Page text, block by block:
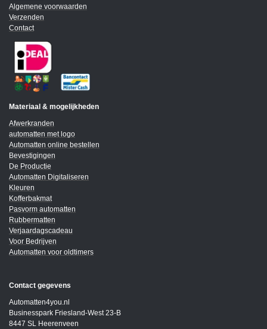
Algemene voorwaarden
Verzenden
Contact
Materiaal & mogelijkheden
Afwerkranden
automatten met logo
Automatten online bestellen
Bevestigingen
De Productie
Automatten Digitaliseren
Kleuren
Kofferbakmat
Pasvorm automatten
Rubbermatten
Verjaardagscadeau
Voor Bedrijven
Automatten voor oldtimers
Contact gegevens
Automatten4you.nl
Businesspark Friesland-West 23-B
8447 SL Heerenveen